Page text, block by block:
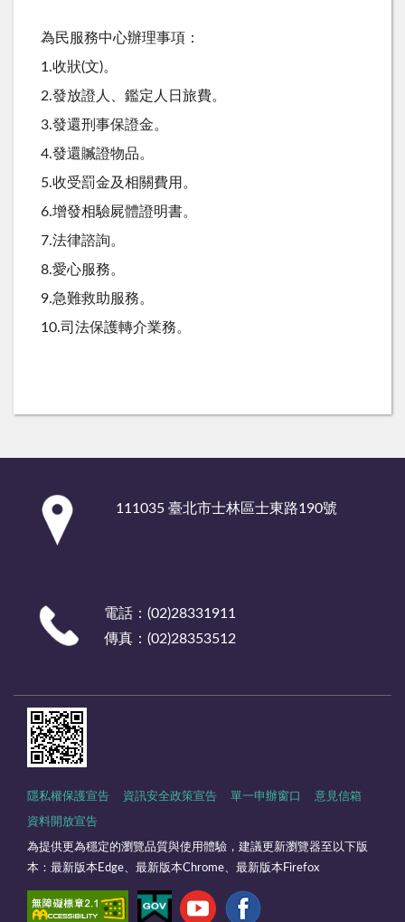
為民服務中心辦理事項：
1.收狀(文)。
2.發放證人、鑑定人日旅費。
3.發還刑事保證金。
4.發還贓證物品。
5.收受罰金及相關費用。
6.增發相驗屍體證明書。
7.法律諮詢。
8.愛心服務。
9.急難救助服務。
10.司法保護轉介業務。
111035 臺北市士林區士東路190號
電話：(02)28331911
傳真：(02)28353512
隱私權保護宣告 資訊安全政策宣告 單一申辦窗口 意見信箱
資料開放宣告
為提供更為穩定的瀏覽品質與使用體驗，建議更新瀏覽器至以下版
本：最新版本Edge、最新版本Chrome、最新版本Firefox